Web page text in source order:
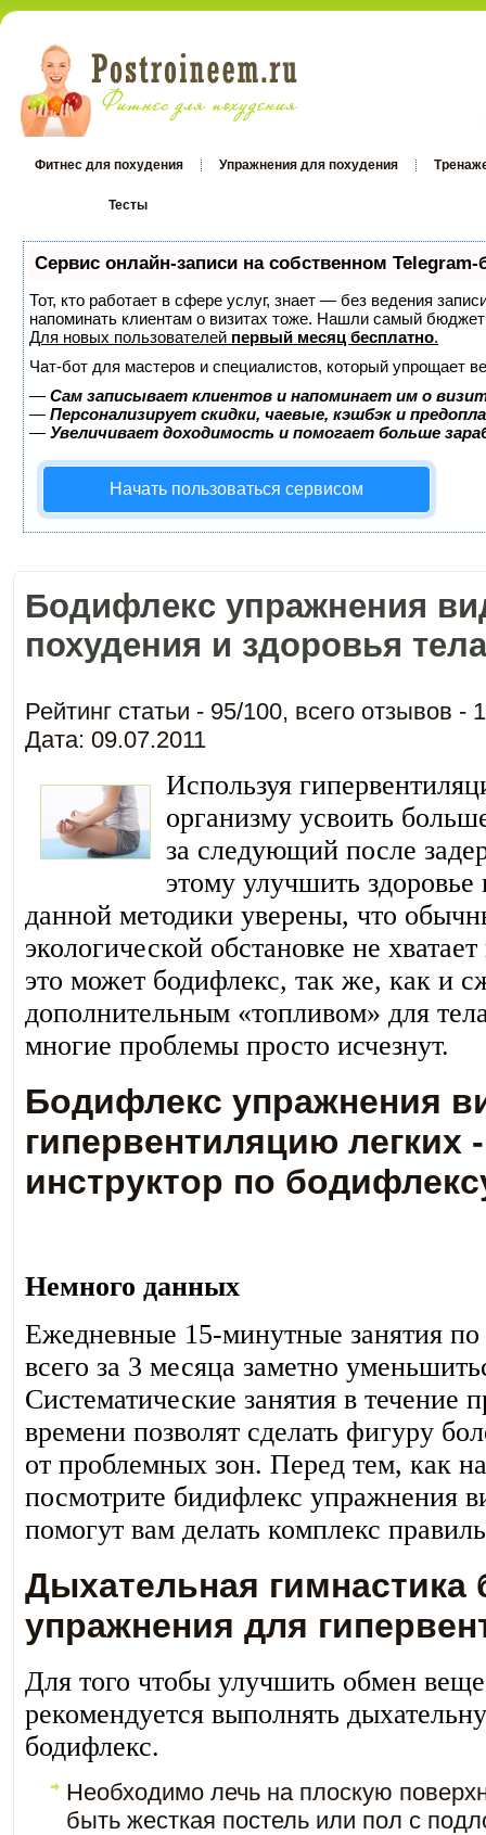
Фитнес для похудения Упражнения для похудения
Тесты
Сервис онлайн-записи на собственном Telegram-
Тот, кто работает в сфере услуг, знает — без ведения
напоминать клиентам о визитах тоже. Нашли самый
Для новых пользователей первый месяц бесплатно.
Чат-бот для мастеров и специалистов, который упрощает
— Сам записывает клиентов и напоминает им о
— Персонализирует скидки, чаевые, кэшбэк и
— Увеличивает доходимость и помогает больше
Начать пользоваться сервисом
Бодифлекс упражнения
похудения и здоровья тела
Рейтинг статьи - 95/100, всего отзывов -
Дата: 09.07.2011
Используя
организму усвоить
за следующий после
этому улучшить
данной методики уверены, что
экологической обстановке не
это может бодифлекс, так же, как и
дополнительным «топливом» для
многие проблемы просто исчезнут.
Бодифлекс упражнения
гипервентиляцию легких
инструктор по
Немного данных
Ежедневные 15-минутные занятия по
всего за 3 месяца заметно
Систематические занятия в течение
времени позволят сделать фигуру
от проблемных зон. Перед тем, как
посмотрите бидифлекс упражнения
помогут вам делать комплекс
Дыхательная гимнастика
упражнения для
Для того чтобы улучшить обмен
рекомендуется выполнять
бодифлекс.
Необходимо лечь на плоскую
быть жесткая постель или пол с